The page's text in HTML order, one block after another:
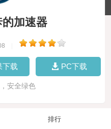
加速器
下载 PC下载
安全绿色
排行